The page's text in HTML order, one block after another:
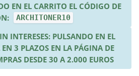
EN EL CARRITO EL CÓDIGO DE
ARCHITONER10
INTERESES: PULSANDO EN EL
3 PLAZOS EN LA PÁGINA DE
DESDE 30 A 2.000 EUROS